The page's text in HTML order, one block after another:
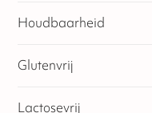
Houdbaarheid
Glutenvrij
Lactosevrij